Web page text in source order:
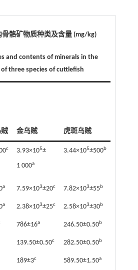
骨骼矿物质种类及含量 (mg/kg)
and contents of minerals in the
three species of cuttlefish
金乌贼 虎斑乌贼
c 3.93×105±
1 000a
3.44×105±500b
a 7.59×103±20c 7.82×103±55 b
a 2.38×103±25c 2.58×103±30b
786±16a 246.50±0.50b
139.50±0.50c 282.50±0.50b
189±3c 589.50±1.50a